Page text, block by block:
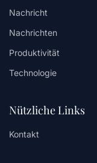
Nachricht
Nachrichten
Produktivität
Technologie
Nützliche Links
Kontakt